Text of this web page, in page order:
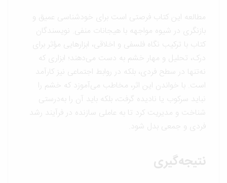
مطالعه این کتاب فرصتی است برای خودشناسی عمیق و
بازنگری در شیوه مواجهه با هیجانات منفی. نویسندگان
کتاب با ترکیب نگاه فلسفی و اخلاقی، ابزارهایی مؤثر برای
درک، تحلیل و مهار خشم به دست می‌دهند؛ ابزاری که
نه‌تنها در سطح فردی، بلکه در روابط اجتماعی نیز کارآمد
است. با خواندن این اثر، مخاطب می‌آموزد که خشم را
نباید سرکوب یا نادیده گرفت، بلکه باید آن را به‌درستی
شناخت و مدیریت کرد تا به عاملی سازنده در فرآیند رشد
فردی و جمعی بدل شود.
نتیجه‌گیری